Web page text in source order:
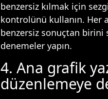
benzersiz kılmak için
kontrolünü kullanın. Her
benzersiz sonuçtan birini
denemeler yapın.
4. Ana grafik
düzenlemeye